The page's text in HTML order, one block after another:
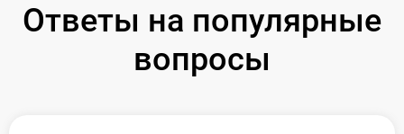
Ответы на популярные
вопросы